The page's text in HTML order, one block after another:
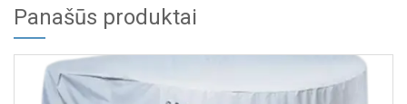
Panašūs produktai